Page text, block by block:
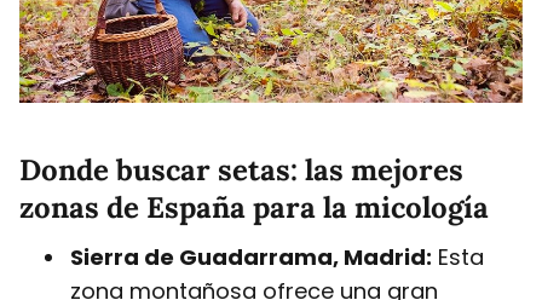
Donde buscar setas: las mejores
zonas de España para la micología
Sierra de Guadarrama, Madrid: Esta
zona montañosa ofrece una gran